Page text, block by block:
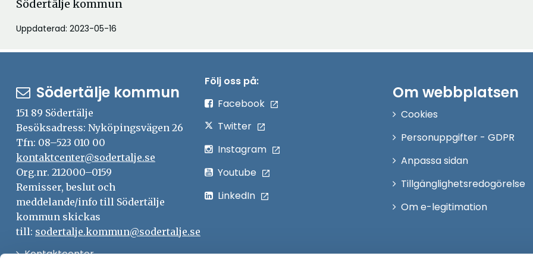
Södertälje kommun
Uppdaterad: 2023-05-16
Södertälje kommun
151 89 Södertälje
Besöksadress: Nyköpingsvägen 26
Tfn: 08–523 010 00
kontaktcenter@sodertalje.se
Org.nr. 212000–0159
Remisser, beslut och
meddelande/info till Södertälje
kommun skickas
till: sodertalje.kommun@sodertalje.se
KontaktcenterÖppna
Följ oss på:
Facebook
Twitter
Instagram
Youtube
LinkedIn
Om webbplatsen
Cookies
Personuppgifter - GDPR
Anpassa sidan
Tillgänglighetsredogörelse
Om e-legitimation